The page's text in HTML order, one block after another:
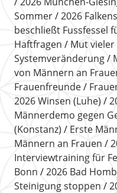
Sommer
2026
beschließt Fussfessel
Haftfragen
Mut
Systemveränderung
von Männern an
Frauenfreunde
2026 Winsen (Luhe)
Männerdemo gegen
(Konstanz)
Erste
Männern an Frauen
Interviewtraining für
Bonn
2026 Bad
Steinigung stoppen